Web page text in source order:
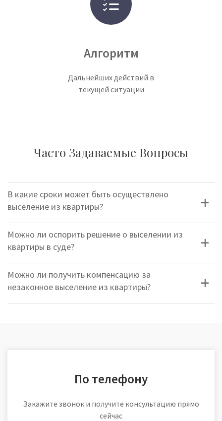
Алгоритм
Дальнейших действий в
текущей ситуации
Часто Задаваемые Вопросы
В какие сроки может быть осуществлено
выселение из квартиры?
Можно ли оспорить решение о выселении из
квартиры в суде?
Можно ли получить компенсацию за
незаконное выселение из квартиры?
По телефону
Закажите звонок и получите консультацию прямо
сейчас